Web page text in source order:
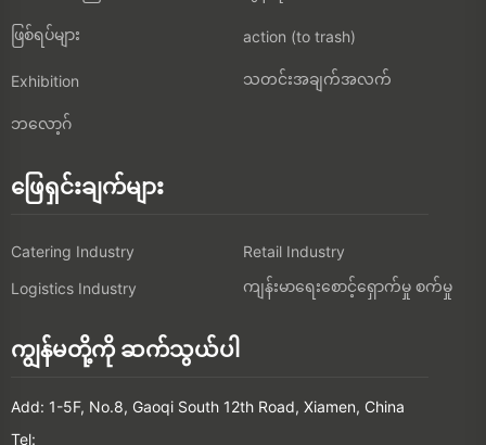
ဖြစ်ရပ်များ action (to trash)
Exhibition သတင်းအချက်အလက်
ဘလော့ဂ်
ဖြေရှင်းချက်များ
Catering Industry
Retail Industry
Logistics Industry
ကျန်းမာရေးစောင့်ရှောက်မှု စက်မှု
ကျွန်မတို့ကို ဆက်သွယ်ပါ
Add: 1-5F, No.8, Gaoqi South 12th Road, Xiamen, China
Tel: